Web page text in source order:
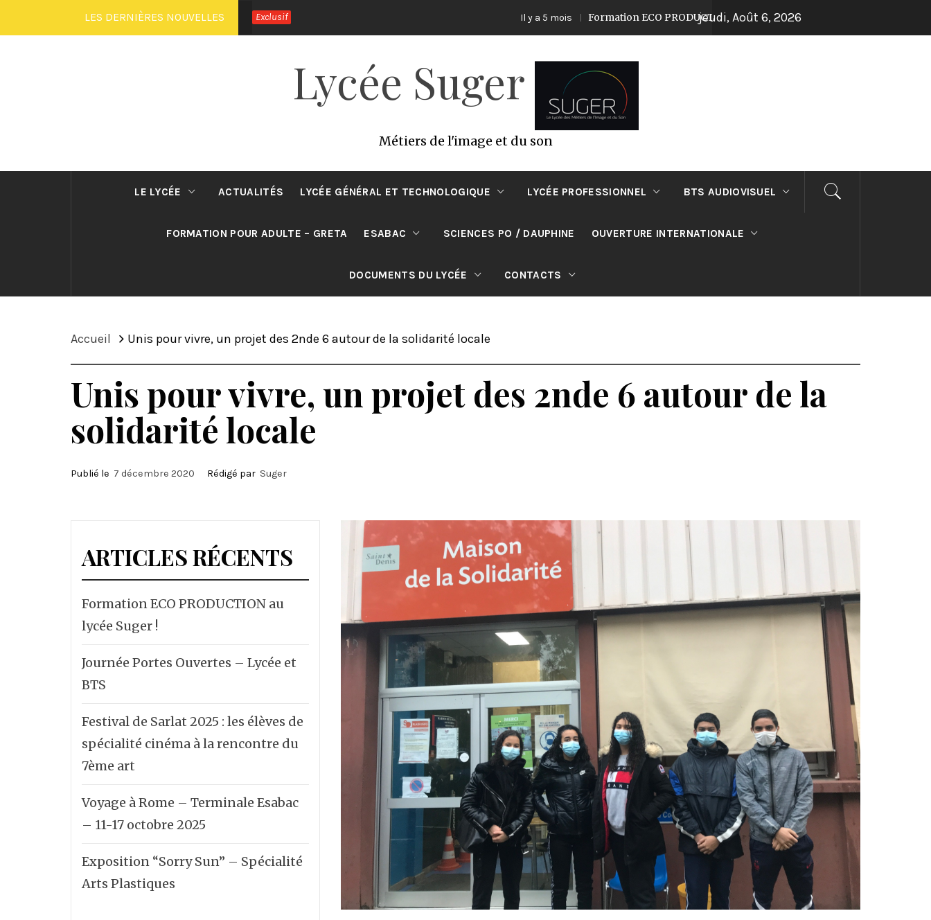
au
LES DERNIÈRES NOUVELLES Exclusif Il y a 5 mois Formation ECO PRODUCTION au lycée Suger !
jeudi, Août 6, 2026
Lycée Suger
Métiers de l'image et du son
LE LYCÉE ACTUALITÉS LYCÉE GÉNÉRAL ET TECHNOLOGIQUE LYCÉE PROFESSIONNEL BTS AUDIOVISUEL
FORMATION POUR ADULTE – GRETA ESABAC SCIENCES PO / DAUPHINE OUVERTURE INTERNATIONALE
DOCUMENTS DU LYCÉE CONTACTS
Accueil Unis pour vivre, un projet des 2nde 6 autour de la solidarité locale
Unis pour vivre, un projet des 2nde 6 autour de la
solidarité locale
Publié le 7 décembre 2020 Rédigé par Suger
ARTICLES RÉCENTS
Formation ECO PRODUCTION au
lycée Suger !
Journée Portes Ouvertes – Lycée et
BTS
Festival de Sarlat 2025 : les élèves de
spécialité cinéma à la rencontre du
7ème art
Voyage à Rome – Terminale Esabac
– 11-17 octobre 2025
Exposition “Sorry Sun” – Spécialité
Arts Plastiques